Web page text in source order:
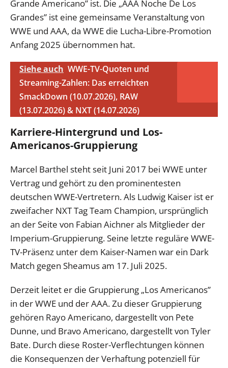
Grande Americano” ist. Die „AAA Noche De Los
Grandes” ist eine gemeinsame Veranstaltung von
WWE und AAA, da WWE die Lucha-Libre-Promotion
Anfang 2025 übernommen hat.
Siehe auch WWE-TV-Quoten und
Streaming-Zahlen: Das erreichten
SmackDown (10.07.2026), RAW
(13.07.2026) & NXT (14.07.2026)
Karriere-Hintergrund und Los-
Americanos-Gruppierung
Marcel Barthel steht seit Juni 2017 bei WWE unter
Vertrag und gehört zu den prominentesten
deutschen WWE-Vertretern. Als Ludwig Kaiser ist er
zweifacher NXT Tag Team Champion, ursprünglich
an der Seite von Fabian Aichner als Mitglieder der
Imperium-Gruppierung. Seine letzte reguläre WWE-
TV-Präsenz unter dem Kaiser-Namen war ein Dark
Match gegen Sheamus am 17. Juli 2025.
Derzeit leitet er die Gruppierung „Los Americanos”
in der WWE und der AAA. Zu dieser Gruppierung
gehören Rayo Americano, dargestellt von Pete
Dunne, und Bravo Americano, dargestellt von Tyler
Bate. Durch diese Roster-Verflechtungen können
die Konsequenzen der Verhaftung potenziell für